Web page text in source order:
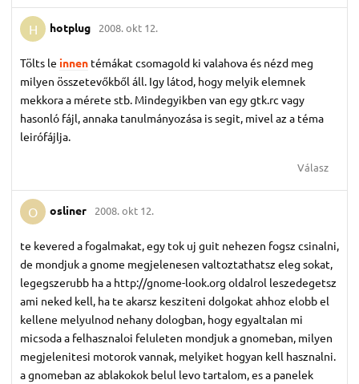
H hotplug 2008. okt 12.
Tölts le innen témákat csomagold ki valahova és nézd meg
milyen összetevőkből áll. Igy látod, hogy melyik elemnek
mekkora a mérete stb. Mindegyikben van egy gtk.rc vagy
hasonló fájl, annaka tanulmányozása is segit, mivel az a téma
leirófájlja.
Válasz
O osliner 2008. okt 12.
te kevered a fogalmakat, egy tok uj guit nehezen fogsz csinalni,
de mondjuk a gnome megjelenesen valtoztathatsz eleg sokat,
legegszerubb ha a http://gnome-look.org oldalrol leszedegetsz
ami neked kell, ha te akarsz kesziteni dolgokat ahhoz elobb el
kellene melyulnod nehany dologban, hogy egyaltalan mi
micsoda a felhasznaloi feluleten mondjuk a gnomeban, milyen
megjelenitesi motorok vannak, melyiket hogyan kell hasznalni.
a gnomeban az ablakokok belul levo tartalom, es a panelek